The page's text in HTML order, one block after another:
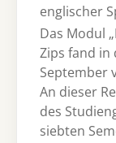
englischer
Das Modul
Zips fand in
September
An dieser
des
siebten